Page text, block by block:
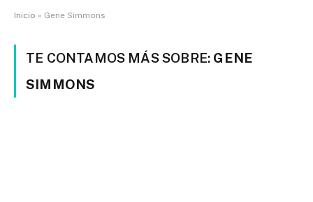
Inicio » Gene Simmons
TE CONTAMOS MÁS SOBRE: GENE
SIMMONS